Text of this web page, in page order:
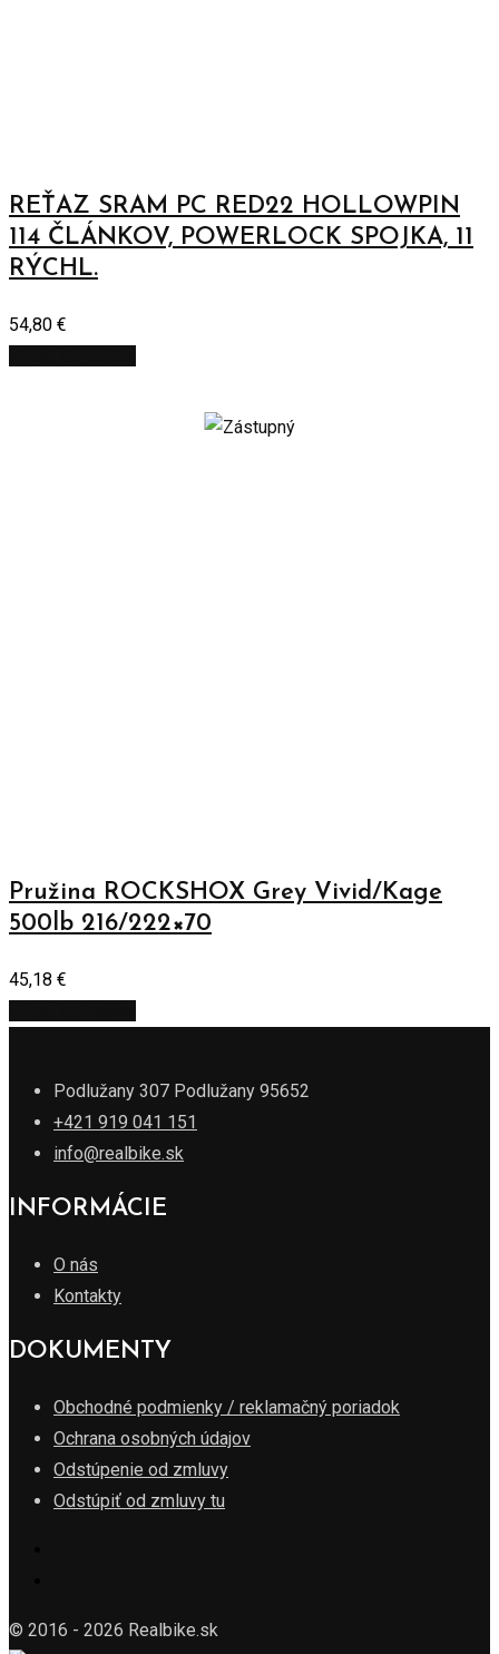
REŤAZ SRAM PC RED22 HOLLOWPIN
114 ČLÁNKOV, POWERLOCK SPOJKA, 11
RÝCHL.
54,80 €
Pružina ROCKSHOX Grey Vivid/Kage
500lb 216/222×70
45,18 €
Podlužany 307 Podlužany 95652
+421 919 041 151
info@realbike.sk
INFORMÁCIE
O nás
Kontakty
DOKUMENTY
Obchodné podmienky / reklamačný poriadok
Ochrana osobných údajov
Odstúpenie od zmluvy
Odstúpiť od zmluvy tu
© 2016 - 2026 Realbike.sk